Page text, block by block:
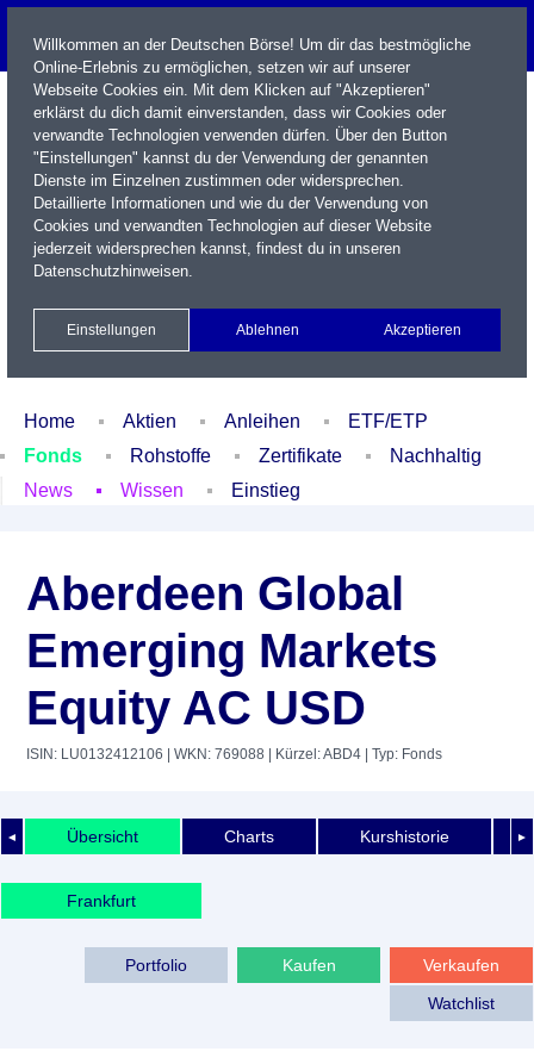
Name / WKN / ISIN / Kürzel
Xetra Realtime
Watchlist Portfolio Login
Home Aktien Anleihen
ETF/ETP
Fonds
Rohstoffe Zertifikate
Nachhaltig
News
Wissen Einstieg
Aberdeen Global
Emerging Markets
Equity AC USD
ISIN: LU0132412106 | WKN: 769088 | Kürzel: ABD4 | Typ: Fonds
◄ ►
Übersicht Charts Kurshistorie
Frankfurt
Verkaufen
Kaufen
Portfolio
Watchlist
Willkommen an der Deutschen Börse! Um dir das bestmögliche
Online-Erlebnis zu ermöglichen, setzen wir auf unserer
Webseite Cookies ein. Mit dem Klicken auf "Akzeptieren"
erklärst du dich damit einverstanden, dass wir Cookies oder
verwandte Technologien verwenden dürfen. Über den Button
"Einstellungen" kannst du der Verwendung der genannten
Dienste im Einzelnen zustimmen oder widersprechen.
Detaillierte Informationen und wie du der Verwendung von
Cookies und verwandten Technologien auf dieser Website
jederzeit widersprechen kannst, findest du in unseren
Datenschutzhinweisen.
Einstellungen Ablehnen Akzeptieren